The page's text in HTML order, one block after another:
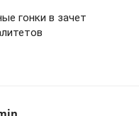
гонки в зачет